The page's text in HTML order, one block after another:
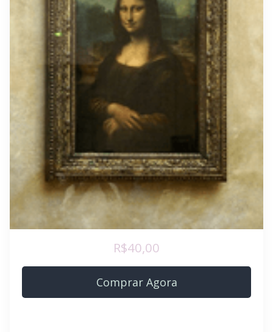
R$40,00
Comprar Agora